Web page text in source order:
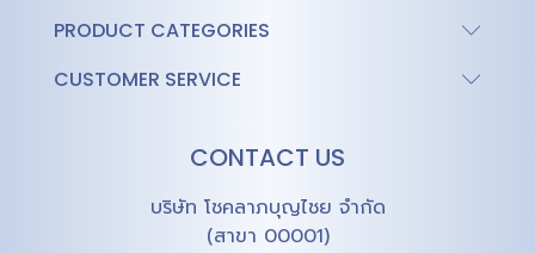
PRODUCT CATEGORIES
CUSTOMER SERVICE
CONTACT US
บริษัท โชคลาภบุญไชย จำกัด
(สาขา 00001)